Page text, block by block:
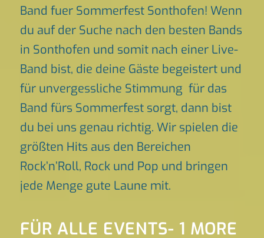
Band fuer Sommerfest Sonthofen! Wenn
du auf der Suche nach den besten Bands
in Sonthofen und somit nach einer Live-
Band bist, die deine Gäste begeistert und
für unvergessliche Stimmung für das
Band fürs Sommerfest sorgt, dann bist
du bei uns genau richtig. Wir spielen die
größten Hits aus den Bereichen
Rock’n’Roll, Rock und Pop und bringen
jede Menge gute Laune mit.
FÜR ALLE EVENTS- 1 MORE